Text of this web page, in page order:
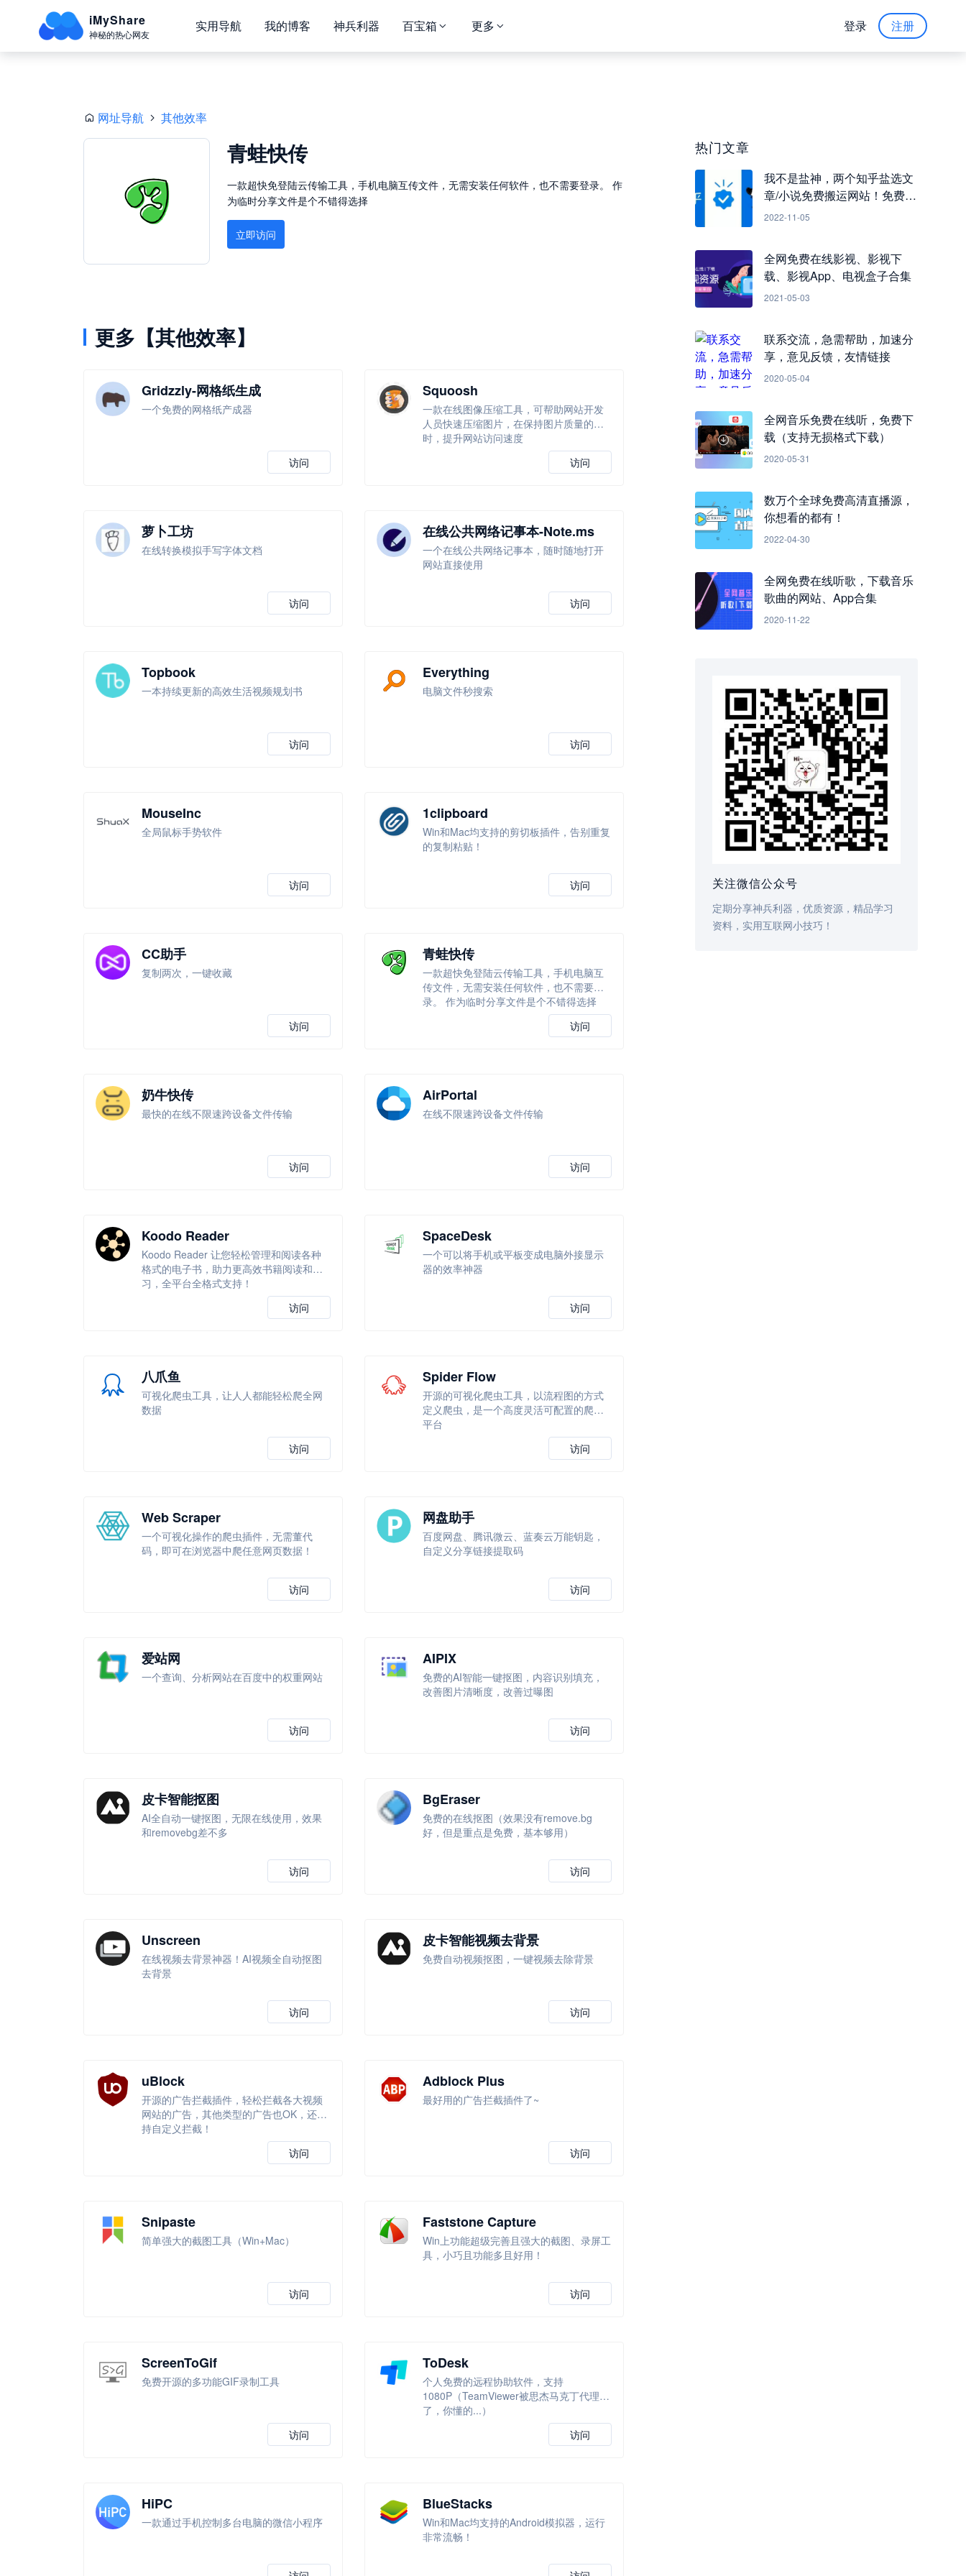
iMyShare
神秘的热心网友
实用导航 我的博客 神兵利器 百宝箱 更多 注册
登录
热门文章
我不是盐神，两个知乎盐选文
章/小说免费搬运网站！免费看
知乎小说
2022-11-05
全网免费在线影视、影视下
载、影视App、电视盒子合集
2021-05-03
联系交流，急需帮助，加速分
享，意见反馈，友情链接
2020-05-04
全网音乐免费在线听，免费下
载（支持无损格式下载）
2020-05-31
数万个全球免费高清直播源，
你想看的都有！
2022-04-30
全网免费在线听歌，下载音乐
歌曲的网站、App合集
2020-11-22
关注微信公众号
定期分享神兵利器，优质资源，精品学习
资料，实用互联网小技巧！
网址导航 其他效率
青蛙快传
一款超快免登陆云传输工具，手机电脑互传文件，无需安装任何软件，也不需要登录。 作
为临时分享文件是个不错得选择
立即访问
更多【其他效率】
Gridzzly-网格纸生成
一个免费的网格纸产成器
访问
Squoosh
一款在线图像压缩工具，可帮助网站开发
人员快速压缩图片，在保持图片质量的同
时，提升网站访问速度
访问
萝卜工坊
在线转换模拟手写字体文档
访问
在线公共网络记事本-Note.ms
一个在线公共网络记事本，随时随地打开
网站直接使用
访问
Topbook
一本持续更新的高效生活视频规划书
访问
Everything
电脑文件秒搜索
访问
MouseInc
全局鼠标手势软件
访问
1clipboard
Win和Mac均支持的剪切板插件，告别重复
的复制粘贴！
访问
CC助手
复制两次，一键收藏
访问
青蛙快传
一款超快免登陆云传输工具，手机电脑互
传文件，无需安装任何软件，也不需要登
录。 作为临时分享文件是个不错得选择
访问
奶牛快传
最快的在线不限速跨设备文件传输
访问
AirPortal
在线不限速跨设备文件传输
访问
Koodo Reader
Koodo Reader 让您轻松管理和阅读各种
格式的电子书，助力更高效书籍阅读和学
习，全平台全格式支持！
访问
SpaceDesk
一个可以将手机或平板变成电脑外接显示
器的效率神器
访问
八爪鱼
可视化爬虫工具，让人人都能轻松爬全网
数据
访问
Spider Flow
开源的可视化爬虫工具，以流程图的方式
定义爬虫，是一个高度灵活可配置的爬虫
平台
访问
Web Scraper
一个可视化操作的爬虫插件，无需董代
码，即可在浏览器中爬任意网页数据！
访问
网盘助手
百度网盘、腾讯微云、蓝奏云万能钥匙，
自定义分享链接提取码
访问
爱站网
一个查询、分析网站在百度中的权重网站
访问
AIPIX
免费的AI智能一键抠图，内容识别填充，
改善图片清晰度，改善过曝图
访问
皮卡智能抠图
AI全自动一键抠图，无限在线使用，效果
和removebg差不多
访问
BgEraser
免费的在线抠图（效果没有remove.bg
好，但是重点是免费，基本够用）
访问
Unscreen
在线视频去背景神器！AI视频全自动抠图
去背景
访问
皮卡智能视频去背景
免费自动视频抠图，一键视频去除背景
访问
uBlock
开源的广告拦截插件，轻松拦截各大视频
网站的广告，其他类型的广告也OK，还支
持自定义拦截！
访问
Adblock Plus
最好用的广告拦截插件了~
访问
Snipaste
简单强大的截图工具（Win+Mac）
访问
Faststone Capture
Win上功能超级完善且强大的截图、录屏工
具，小巧且功能多且好用！
访问
ScreenToGif
免费开源的多功能GIF录制工具
访问
ToDesk
个人免费的远程协助软件，支持
1080P（TeamViewer被思杰马克丁代理
了，你懂的...）
访问
HiPC
一款通过手机控制多台电脑的微信小程序
BlueStacks
Win和Mac均支持的Android模拟器，运行
非常流畅！